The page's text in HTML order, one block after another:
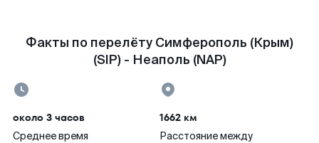
Факты по перелёту Симферополь (Крым)
(SIP) - Неаполь (NAP)
около 3 часов
Среднее время
1662 км
Расстояние между